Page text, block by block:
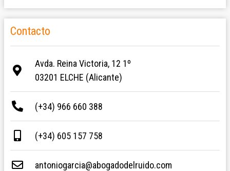
Contacto
Avda. Reina Victoria, 12 1º
03201 ELCHE (Alicante)
(+34) 966 660 388
(+34) 605 157 758
antoniogarcia@abogadodelruido.com